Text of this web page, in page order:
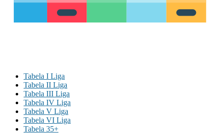
Tabela I Liga
Tabela II Liga
Tabela III Liga
Tabela IV Liga
Tabela V Liga
Tabela VI Liga
Tabela 35+